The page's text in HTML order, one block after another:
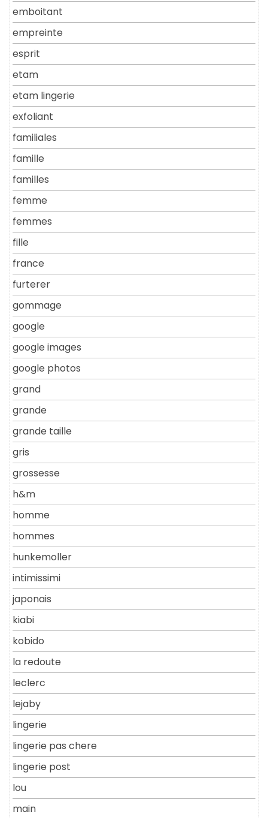
emboitant
empreinte
esprit
etam
etam lingerie
exfoliant
familiales
famille
familles
femme
femmes
fille
france
furterer
gommage
google
google images
google photos
grand
grande
grande taille
gris
grossesse
h&m
homme
hommes
hunkemoller
intimissimi
japonais
kiabi
kobido
la redoute
leclerc
lejaby
lingerie
lingerie pas chere
lingerie post
lou
main